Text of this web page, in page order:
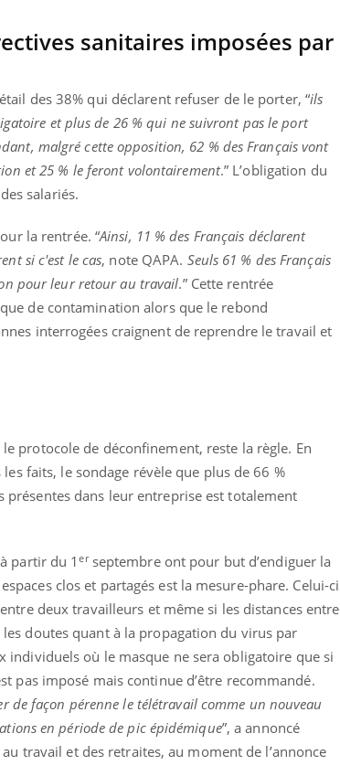
sanitaires imposées par
des 38% qui déclarent refuser de le porter, “ils
et plus de 26 % qui ne suivront pas le port
malgré cette opposition, 62 % des Français vont
et 25 % le feront volontairement.” L’obligation du
salariés.
la rentrée. “Ainsi, 11 % des Français déclarent
si c'est le cas, note QAPA. Seuls 61 % des Français
pour leur retour au travail.” Cette rentrée
de contamination alors que le rebond
interrogées craignent de reprendre le travail et
protocole de déconfinement, reste la règle. En
faits, le sondage révèle que plus de 66 %
dans leur entreprise est totalement
partir du 1erseptembre ont pour but d’endiguer la
clos et partagés est la mesure-phare. Celui-ci
deux travailleurs et même si les distances entre
doutes quant à la propagation du virus par
individuels où le masque ne sera obligatoire que si
pas imposé mais continue d’être recommandé.
de façon pérenne le télétravail comme un nouveau
en période de pic épidémique”, a annoncé
travail et des retraites, au moment de l’annonce
Youtube
de
de
de
Youtube
Un « jumeau numérique » pour
faciliter l’accès à la médecine
préventiveYoutube
numérique » permet ...